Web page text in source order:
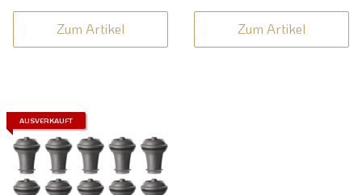
Zum Artikel Zum Artikel
AUSVERKAUFT